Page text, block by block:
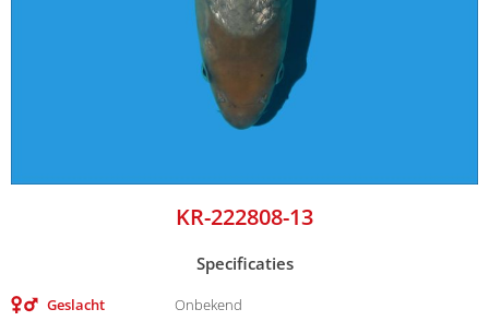
KR-222808-13
Specificaties
Geslacht
Onbekend